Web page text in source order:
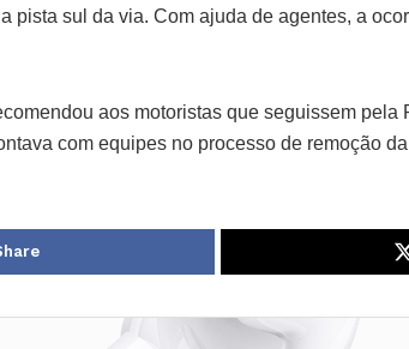
pista sul da via. Com ajuda de agentes, a
aos motoristas que seguissem pela
com equipes no processo de remoção